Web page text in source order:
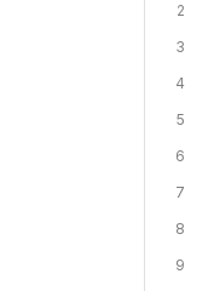
2
3
4
5
6
7
8
9